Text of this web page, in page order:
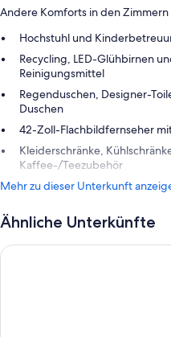
Andere Komforts in den
Hochstuhl und
Recycling, LED-Glühbirnen
Reinigungsmittel
Regenduschen, Designer-
Duschen
42-Zoll-Flachbildfernseher
Kleiderschränke,
Kaffee-/Teezubehör
Mehr zu dieser Unterkunft
Ähnliche Unterkünfte
Emeline